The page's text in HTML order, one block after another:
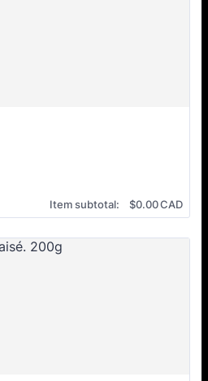
Item subtotal: $0.00 CAD
$0.00CAD